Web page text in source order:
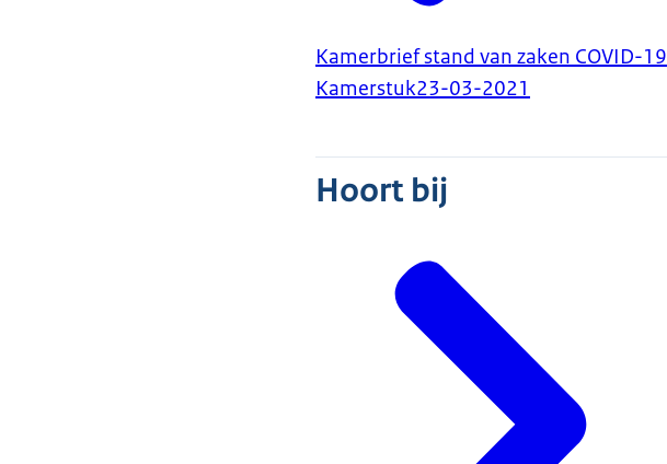
Kamerbrief stand van zaken COVID-19
Kamerstuk23-03-2021
Hoort bij